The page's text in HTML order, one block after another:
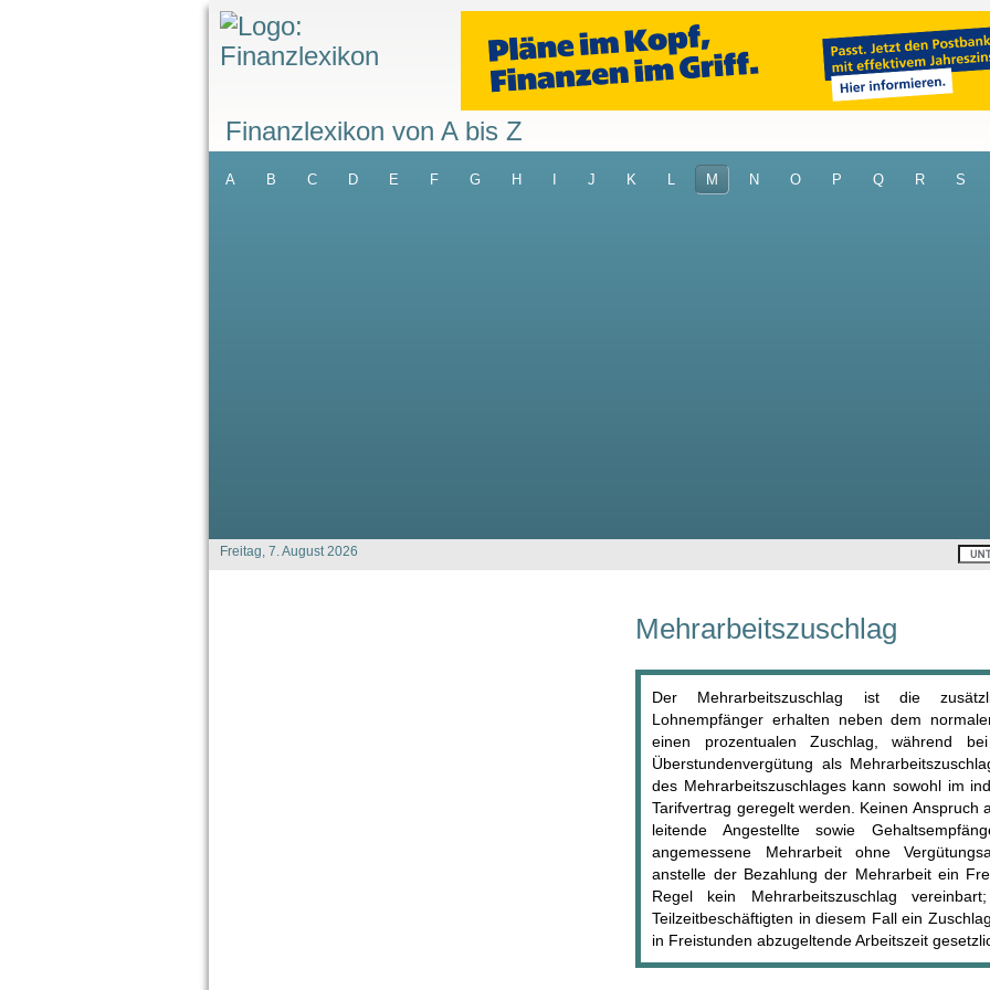
Finanzlexikon von A bis Z
A B C D E F G H J K L M N O P Q R S
Freitag, 7. August 2026
Mehrarbeitszuschlag
Der Mehrarbeitszuschlag ist die
Lohnempfänger erhalten neben dem
einen prozentualen Zuschlag, während
Überstundenvergütung als
des Mehrarbeitszuschlages kann sowohl im
Tarifvertrag geregelt werden. Keinen Anspruch
leitende Angestellte sowie
angemessene Mehrarbeit ohne
anstelle der Bezahlung der Mehrarbeit ein
Regel kein Mehrarbeitszuschlag
Teilzeitbeschäftigten in diesem Fall ein
in Freistunden abzugeltende Arbeitszeit